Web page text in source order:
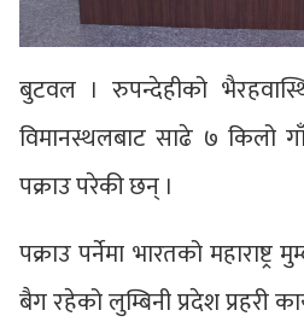
बुटवल । रुपन्देहीको
विमानस्थलबाट साढे ७ किलो
पक्राउ परेकी छन् ।
पक्राउ पर्नेमा भारतको
बैग रहेको लुम्बिनी प्रदेश प्रहरी